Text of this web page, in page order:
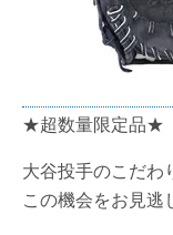
★超数量限定品★
大谷投手のこだわ
この機会をお見逃